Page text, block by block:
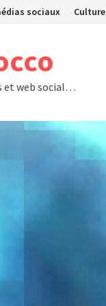
sociaux Culture
et web social…